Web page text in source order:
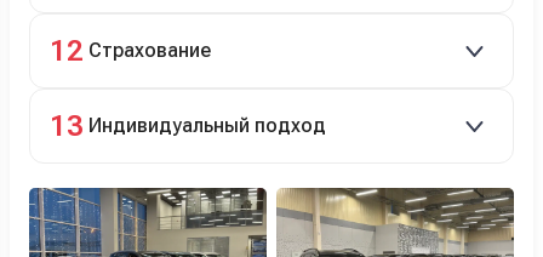
12 Страхование
бонусами для клиентов.
13 Индивидуальный подход
оформлением.